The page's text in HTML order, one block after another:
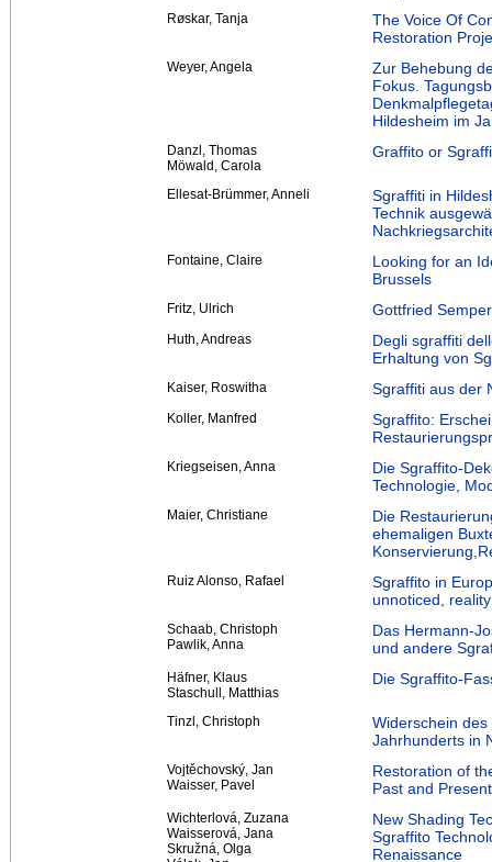
Røskar, Tanja
The Voice Of
Restoration
Weyer, Angela
Zur Behebung
Fokus.
Hildesheim im
Danzl, Thomas
Möwald, Carola
Graffito or
Ellesat-Brümmer, Anneli
Sgraffiti in
Technik
Fontaine, Claire
Looking for an
Brussels
Fritz, Ulrich Gottfried
Huth, Andreas
Degli sgraffiti
Erhaltung von
Kaiser, Roswitha Sgraffiti aus der
Koller, Manfred
Sgraffito:
Kriegseisen, Anna
Die Sgraffito-
Technologie,
Maier, Christiane
Die
ehemaligen
Ruiz Alonso, Rafael
Sgraffito in
unnoticed, reality
Schaab, Christoph
Pawlik, Anna
Das Hermann-
und andere
Häfner, Klaus
Staschull, Matthias
Die Sgraffito-
Tinzl, Christoph
Widerschein
Jahrhunderts in
Vojtěchovský, Jan
Waisser, Pavel
Restoration of
Past and Present
Wichterlová, Zuzana
Waisserová, Jana
Skružná, Olga
New Shading
Sgraffito
Renaissance